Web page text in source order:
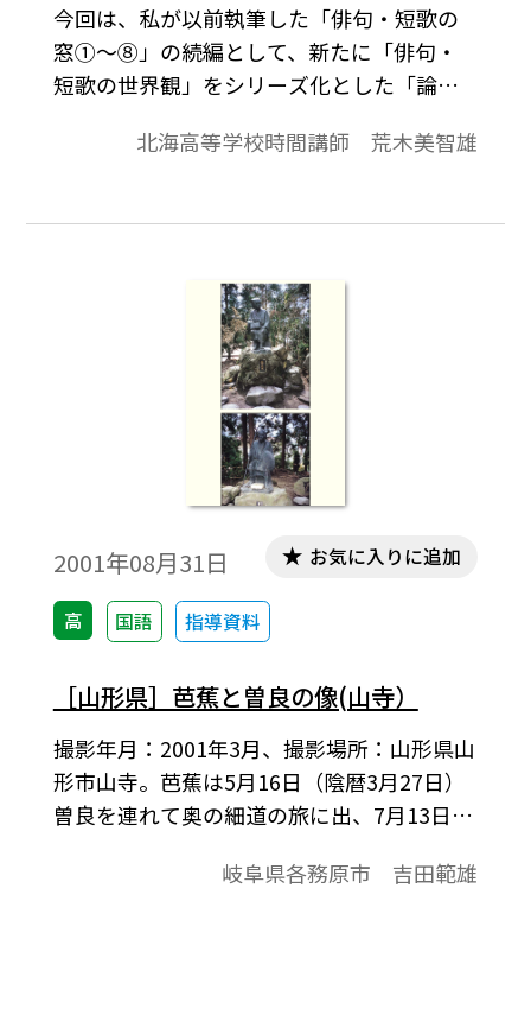
今回は、私が以前執筆した「俳句・短歌の
窓①～⑧」の続編として、新たに「俳句・
短歌の世界観」をシリーズ化とした「論
私の問題意識が蓄積し、全国に発信したい
蕉」論を届けたいと考えている。
北海高等学校時間講師 荒木美智雄
2001年08月31日
高 国語 指導資料
お気に入りに追加
［山形県］芭蕉と曽良の像(山寺）
撮影年月：2001年3月、撮影場所：山形県山
形市山寺。芭蕉は5月16日（陰暦3月27日）
曽良を連れて奥の細道の旅に出、7月13日山
岐阜県各務原市 吉田範雄